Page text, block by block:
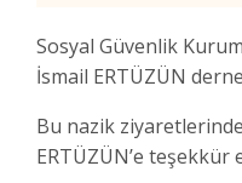
Sosyal Güvenlik
İsmail ERTÜZÜN
Bu nazik
ERTÜZÜN’e teşekkür